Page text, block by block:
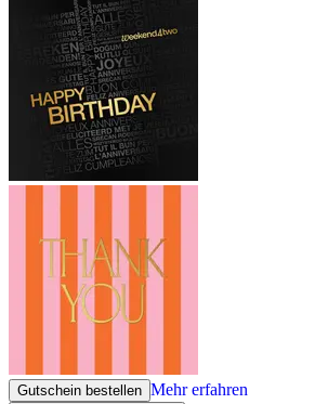
Gutschein bestellen Mehr erfahren